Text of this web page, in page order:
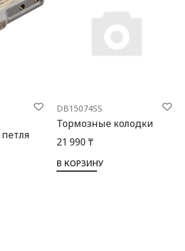
DB15074SS
Тормозные колодки
21 990 ₸
В КОРЗИНУ